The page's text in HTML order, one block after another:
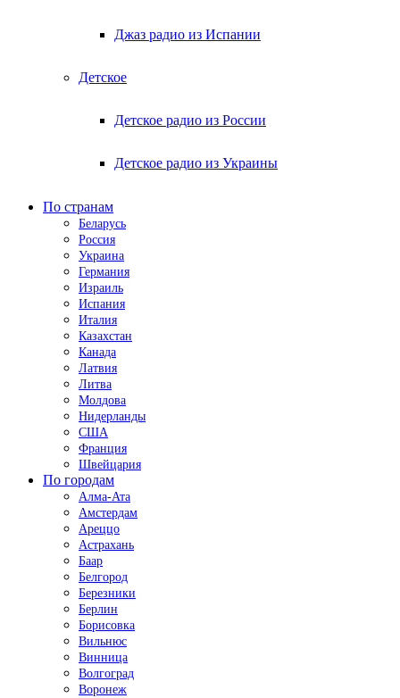
Джаз радио из Испании
Детское
Детское радио из России
Детское радио из Украины
По странам
Беларусь
Россия
Украина
Германия
Израиль
Испания
Италия
Казахстан
Канада
Латвия
Литва
Молдова
Нидерланды
США
Франция
Швейцария
По городам
Алма-Ата
Амстердам
Ареццо
Астрахань
Баар
Белгород
Березники
Берлин
Борисовка
Вильнюс
Винница
Волгоград
Воронеж